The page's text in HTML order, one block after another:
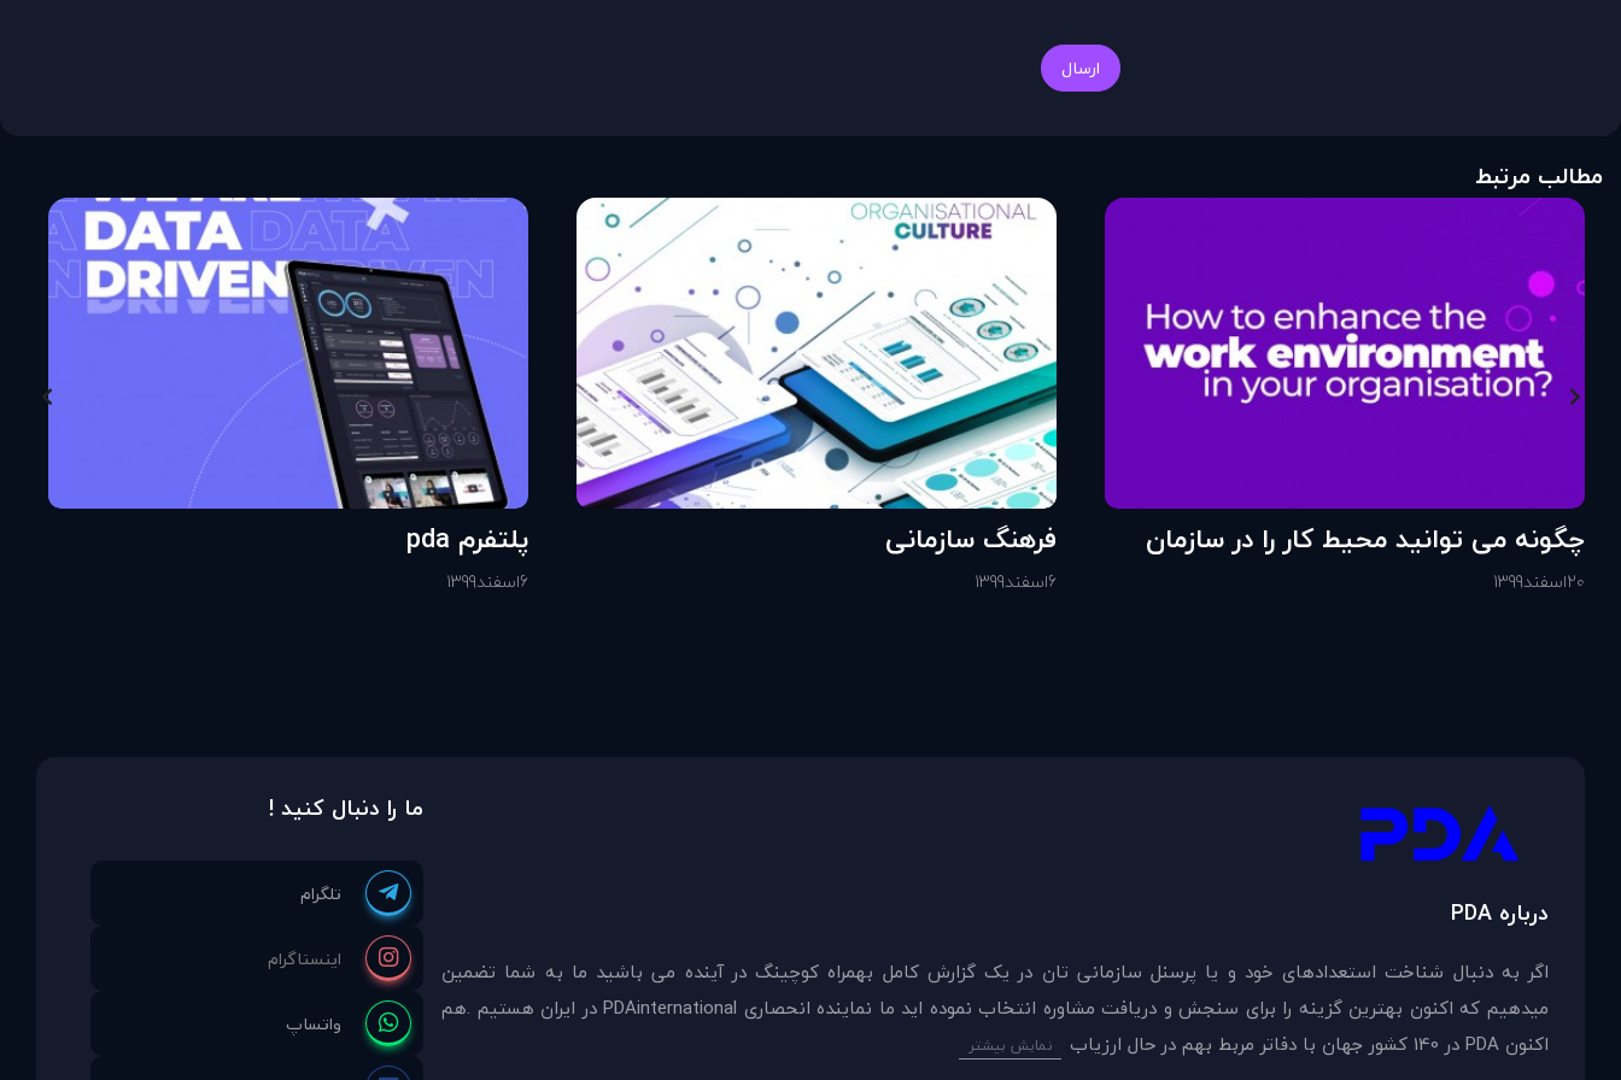
ارسال
مطالب مرتبط
چگونه می توانید محیط کار را در سازمان
خود تقویت کنید؟
20اسفند1399
فرهنگ سازمانی
6اسفند1399
پلتفرم pda
6اسفند1399
درباره PDA
اگر به دنبال شناخت استعدادهای خود و یا پرسنل سازمانی تان در يک گزارش کامل بهمراه کوچینگ در آینده می باشید ما به شما تضمين
ميدهيم که اکنون بهترين گزينه را برای سنجش و دريافت مشاوره انتخاب نموده ايد ما نماینده انحصاری PDAinternational در ایران هستیم .هم
اکنون PDA در 140 کشور جهان با دفاتر مربط بهم در حال ارزیاب
نمایش بیشتر
ما را دنبال کنید !